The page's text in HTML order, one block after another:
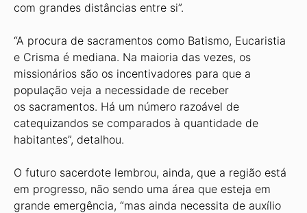
com grandes distâncias entre si”.
“A procura de sacramentos como Batismo, Eucaristia
e Crisma é mediana. Na maioria das vezes, os
missionários são os incentivadores para que a
população veja a necessidade de receber
os sacramentos. Há um número razoável de
catequizandos se comparados à quantidade de
habitantes”, detalhou.
O futuro sacerdote lembrou, ainda, que a região está
em progresso, não sendo uma área que esteja em
grande emergência, “mas ainda necessita de auxílio